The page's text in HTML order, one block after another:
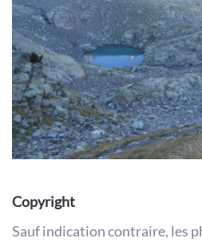
Copyright
Sauf indication contraire, les